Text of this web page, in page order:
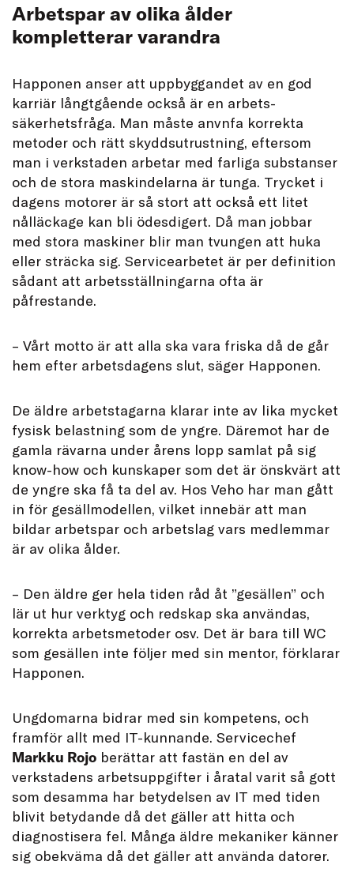
Arbetspar av olika ålder
kompletterar varandra
Happonen anser att uppbyggandet av en god
karriär långtgående också är en arbets-
säkerhetsfråga. Man måste anvnfa korrekta
metoder och rätt skyddsutrustning, eftersom
man i verkstaden arbetar med farliga substanser
och de stora maskindelarna är tunga. Trycket i
dagens motorer är så stort att också ett litet
nålläckage kan bli ödesdigert. Då man jobbar
med stora maskiner blir man tvungen att huka
eller sträcka sig. Servicearbetet är per definition
sådant att arbetsställningarna ofta är
påfrestande.
– Vårt motto är att alla ska vara friska då de går
hem efter arbetsdagens slut, säger Happonen.
De äldre arbetstagarna klarar inte av lika mycket
fysisk belastning som de yngre. Däremot har de
gamla rävarna under årens lopp samlat på sig
know-how och kunskaper som det är önskvärt att
de yngre ska få ta del av. Hos Veho har man gått
in för gesällmodellen, vilket innebär att man
bildar arbetspar och arbetslag vars medlemmar
är av olika ålder.
– Den äldre ger hela tiden råd åt ”gesällen” och
lär ut hur verktyg och redskap ska användas,
korrekta arbetsmetoder osv. Det är bara till WC
som gesällen inte följer med sin mentor, förklarar
Happonen.
Ungdomarna bidrar med sin kompetens, och
framför allt med IT-kunnande. Servicechef
Markku Rojo berättar att fastän en del av
verkstadens arbetsuppgifter i åratal varit så gott
som desamma har betydelsen av IT med tiden
blivit betydande då det gäller att hitta och
diagnostisera fel. Många äldre mekaniker känner
sig obekväma då det gäller att använda datorer.